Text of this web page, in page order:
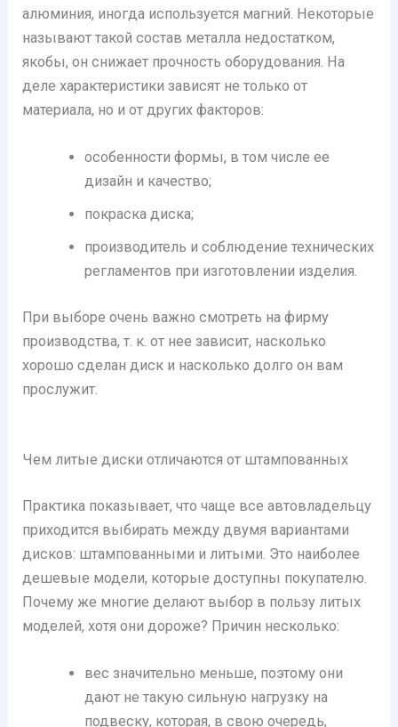
алюминия, иногда используется магний. Некоторые
называют такой состав металла недостатком,
якобы, он снижает прочность оборудования. На
деле характеристики зависят не только от
материала, но и от других факторов:
особенности формы, в том числе ее
дизайн и качество;
покраска диска;
производитель и соблюдение технических
регламентов при изготовлении изделия.
При выборе очень важно смотреть на фирму
производства, т. к. от нее зависит, насколько
хорошо сделан диск и насколько долго он вам
прослужит.
Чем литые диски отличаются от штампованных
Практика показывает, что чаще все автовладельцу
приходится выбирать между двумя вариантами
дисков: штампованными и литыми. Это наиболее
дешевые модели, которые доступны покупателю.
Почему же многие делают выбор в пользу литых
моделей, хотя они дороже? Причин несколько:
вес значительно меньше, поэтому они
дают не такую сильную нагрузку на
подвеску, которая, в свою очередь,